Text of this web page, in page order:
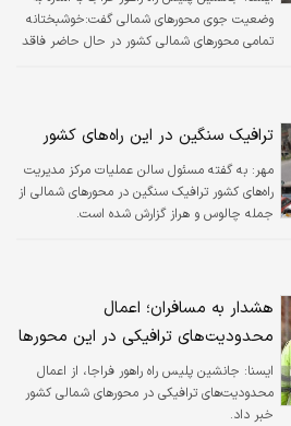
وضعیت جوی محورهای شمالی گفت:خوشبختانه
تمامی محورهای شمالی کشور در حال حاضر فاقد
ترافیک سنگین در این راه‌های کشور
مهر: به گفته مسئول سالن عملیات مرکز مدیریت
راه‌های کشور ترافیک سنگین در محورهای شمالی از
جمله چالوس و هراز گزارش شده است.
هشدار به مسافران؛ اعمال
محدودیت‌های ترافیکی در این محورها
ايسنا: جانشین پلیس راه راهور فراجا، از اعمال
محدودیت‌های ترافیکی در محورهای شمالی کشور
خبر داد.